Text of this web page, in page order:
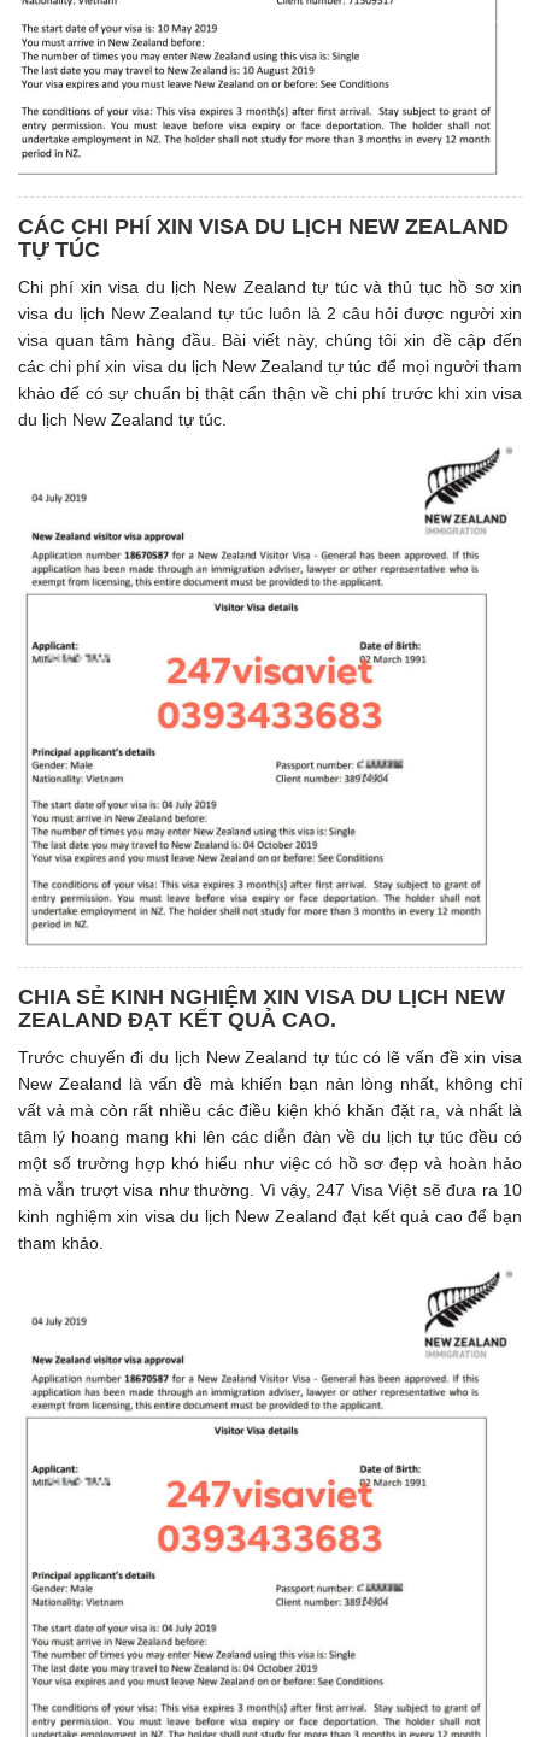
CÁC CHI PHÍ XIN VISA DU LỊCH NEW ZEALAND
TỰ TÚC
Chi phí xin visa du lịch New Zealand tự túc và thủ tục hồ sơ xin
visa du lịch New Zealand tự túc luôn là 2 câu hỏi được người xin
visa quan tâm hàng đầu. Bài viết này, chúng tôi xin đề cập đến
các chi phí xin visa du lịch New Zealand tự túc để mọi người tham
khảo để có sự chuẩn bị thật cẩn thận về chi phí trước khi xin visa
du lịch New Zealand tự túc.
CHIA SẺ KINH NGHIỆM XIN VISA DU LỊCH NEW
ZEALAND ĐẠT KẾT QUẢ CAO.
Trước chuyến đi du lịch New Zealand tự túc có lẽ vấn đề xin visa
New Zealand là vấn đề mà khiến bạn nản lòng nhất, không chỉ
vất vả mà còn rất nhiều các điều kiện khó khăn đặt ra, và nhất là
tâm lý hoang mang khi lên các diễn đàn về du lịch tự túc đều có
một số trường hợp khó hiểu như việc có hồ sơ đẹp và hoàn hảo
mà vẫn trượt visa như thường. Vì vậy, 247 Visa Việt sẽ đưa ra 10
kinh nghiệm xin visa du lịch New Zealand đạt kết quả cao để bạn
tham khảo.